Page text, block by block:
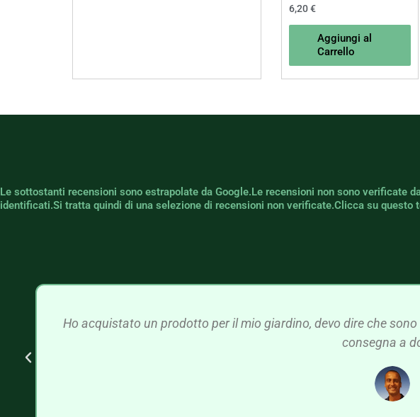
6,20€
Aggiungi al
Carrello
Le sottostanti recensioni sono estrapolate da Google.Le recensioni non sono verificate
identificati.Si tratta quindi di una selezione di recensioni non verificate.Clicca su questo
Ho acquistato un prodotto per il mio giardino, devo dire che
consegna a